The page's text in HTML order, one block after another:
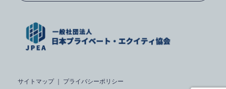
サイトマップ｜ プライバシーポリシー